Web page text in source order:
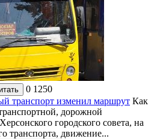
0 1250
транспорт изменил маршрут Как
дорожной
городского совета, на
транспорта, движение...